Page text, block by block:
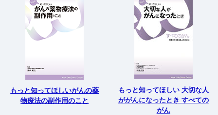
もっと知ってほしいがんの薬
物療法の副作用のこと
もっと知ってほしい 大切な人
ががんになったとき すべての
がん